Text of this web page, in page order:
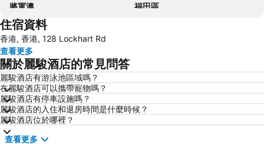
將軍澳
福田區
Mong Kok Metro Station
南山區
元朗
天水圍
Wan Chai Metro Station
海洋公園
深水埗區
黃金海岸
香港迪士尼樂園
新界
羅湖口岸
住宿資料
香港, 香港, 128 Lockhart Rd
查看更多
關於麗駿酒店的常見問答
麗駿酒店有游泳池區域嗎？
在麗駿酒店可以攜帶寵物嗎？
麗駿酒店有停車設施嗎？
麗駿酒店的入住和退房時間是什麼時候？
麗駿酒店位於哪裡？
查看更多